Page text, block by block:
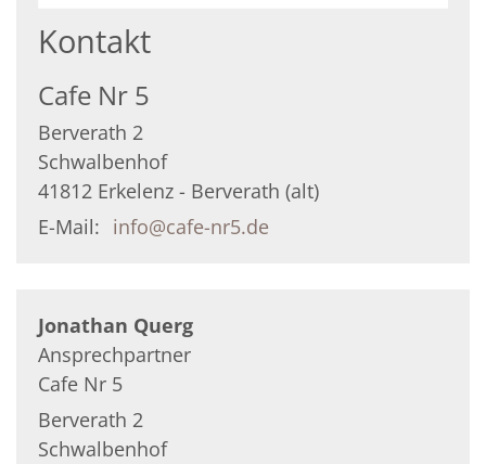
Kontakt
Cafe Nr 5
Berverath 2
Schwalbenhof
41812 Erkelenz - Berverath (alt)
E-Mail: info@cafe-nr5.de
Jonathan Querg
Ansprechpartner
Cafe Nr 5
Berverath 2
Schwalbenhof